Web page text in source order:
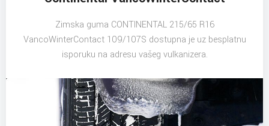
Zimska guma CONTINENTAL 215/65 R16
VancoWinterContact 109/107S dostupna je uz besplatnu
isporuku na adresu vašeg vulkanizera.